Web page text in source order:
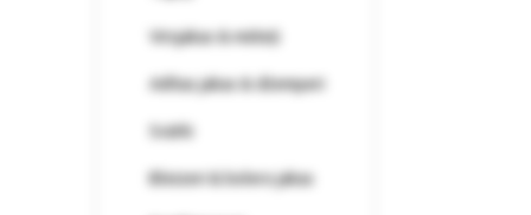
Virsjakas & mēteļi
Adītas jakas & džemperi
Svārki
Bleizeri & bolero jakas